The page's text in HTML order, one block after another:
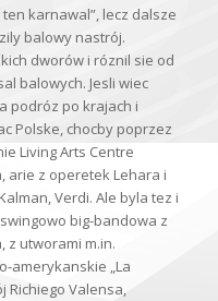
karnawal”, lecz dalsze
balowy nastrój.
dworów i róznil sie od
balowych. Jesli wiec
podróz po krajach i
Polske, chocby poprzez
Living Arts Centre
arie z operetek Lehara i
Verdi. Ale byla tez i
big-bandowa z
utworami m.in.
amerykanskie „La
Richiego Valensa,